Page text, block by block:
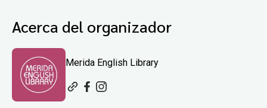
Acerca del organizador
Merida English Library